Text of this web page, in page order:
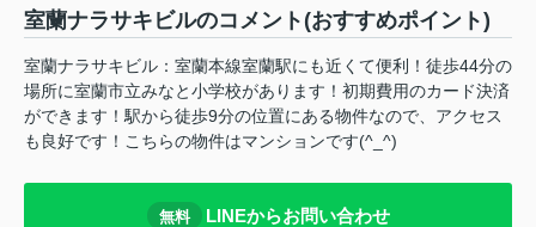
室蘭ナラサキビルのコメント(おすすめポイント)
室蘭ナラサキビル：室蘭本線室蘭駅にも近くて便利！徒歩44分の
場所に室蘭市立みなと小学校があります！初期費用のカード決済
ができます！駅から徒歩9分の位置にある物件なので、アクセス
も良好です！こちらの物件はマンションです(^_^)
無料 LINEからお問い合わせ